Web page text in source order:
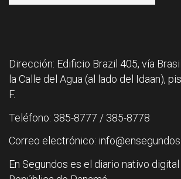
Dirección: Edificio Brazil 405, vía
la Calle del Agua (al lado del Idaan),
F.
Teléfono: 385-8777 / 385-8778
Correo electrónico:
En Segundos es el diario nativo